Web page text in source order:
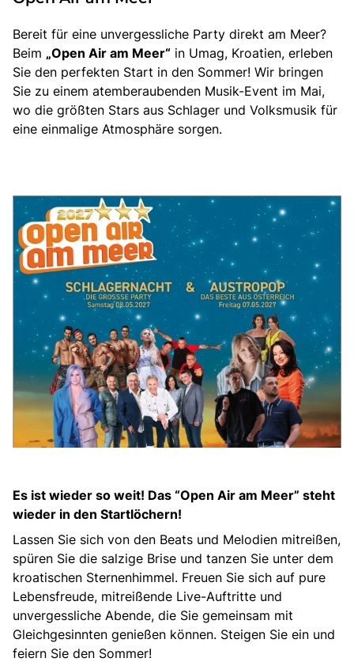
Radio!
Sie befinden sich in:
Österreich
Deutschland
Bereit für eine unvergessliche Party direkt am Meer?
Beim „Open Air am Meer“ in Umag, Kroatien, erleben
Sie den perfekten Start in den Sommer! Wir bringen
Sie zu einem atemberaubenden Musik-Event im Mai,
wo die größten Stars aus Schlager und Volksmusik für
eine einmalige Atmosphäre sorgen.
Es ist wieder so weit! Das “Open Air am Meer” steht
wieder in den Startlöchern!
Lassen Sie sich von den Beats und Melodien mitreißen,
spüren Sie die salzige Brise und tanzen Sie unter dem
kroatischen Sternenhimmel. Freuen Sie sich auf pure
Lebensfreude, mitreißende Live-Auftritte und
unvergessliche Abende, die Sie gemeinsam mit
Gleichgesinnten genießen können. Steigen Sie ein und
feiern Sie den Sommer!